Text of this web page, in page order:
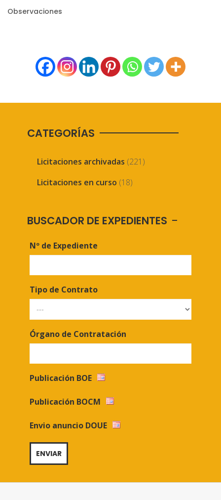
Observaciones
CATEGORÍAS
Licitaciones archivadas (221)
Licitaciones en curso (18)
BUSCADOR DE EXPEDIENTES
Nº de Expediente
Tipo de Contrato
Órgano de Contratación
Publicación BOE
Publicación BOCM
Envio anuncio DOUE